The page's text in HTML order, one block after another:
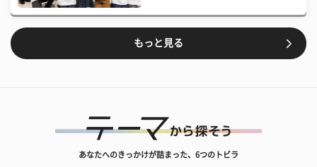
もっと見る
あなたへのきっかけが詰まった、6つのトビラ